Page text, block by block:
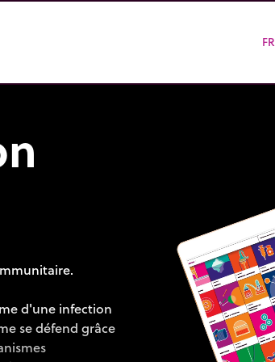
FR
d'une infection
se défend grâce